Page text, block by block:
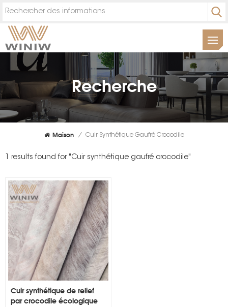
Recherche
Maison / Cuir Synthétique Gaufré Crocodile
1 results found for "Cuir synthétique gaufré crocodile"
Cuir synthétique de relief
par crocodile écologique